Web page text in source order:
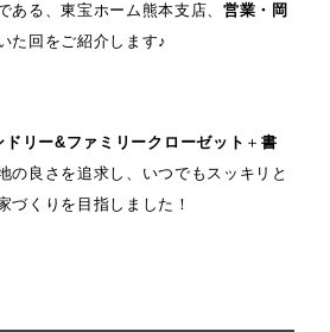
ある、東宝ホーム熊本支店、営業・岡
た回をご紹介します♪
ドリー&ファミリークローゼット ＋ 書
の良さを追求し、いつでもスッキリと
づくりを目指しました！